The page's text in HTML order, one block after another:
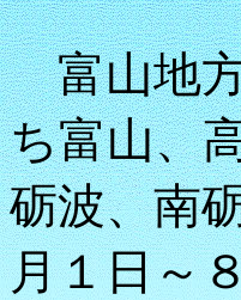
富山地方
ち富山、
砺波、南
月１日～